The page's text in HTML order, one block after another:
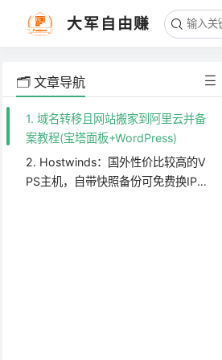
大军自由赚
🗂️ 文章导航
1. 域名转移且网站搬家到阿里云并备
案教程(宝塔面板+WordPress)
2. Hostwinds：国外性价比较高的V
PS主机，自带快照备份可免费换IP